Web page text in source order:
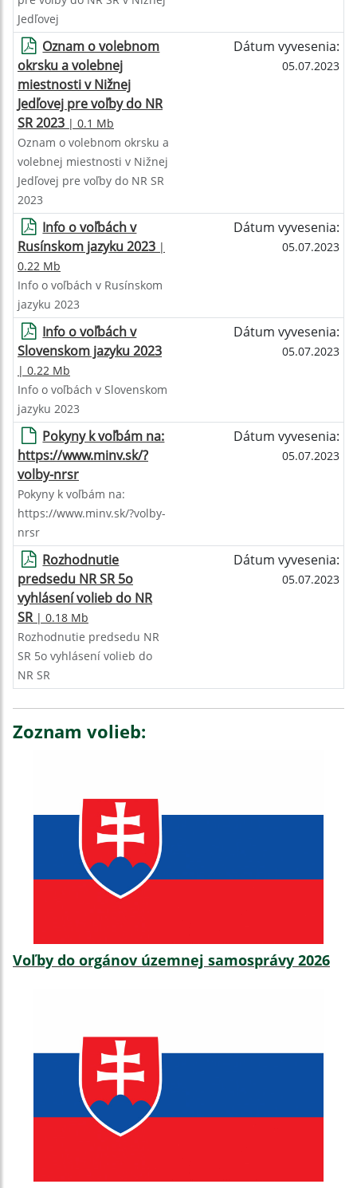
Jedľovej
Oznam o volebnom
okrsku a volebnej
miestnosti v Nižnej
Jedľovej pre voľby do NR
SR 2023 | 0.1 Mb
Dátum vyvesenia:
05.07.2023
Oznam o volebnom okrsku a
volebnej miestnosti v Nižnej
Jedľovej pre voľby do NR SR
2023
Info o voľbách v
Rusínskom jazyku 2023 |
0.22 Mb
Dátum vyvesenia:
05.07.2023
Info o voľbách v Rusínskom
jazyku 2023
Info o voľbách v
Slovenskom jazyku 2023
| 0.22 Mb
Dátum vyvesenia:
05.07.2023
Info o voľbách v Slovenskom
jazyku 2023
Pokyny k voľbám na:
https://www.minv.sk/?
volby-nrsr
Dátum vyvesenia:
05.07.2023
Pokyny k voľbám na:
https://www.minv.sk/?volby-
nrsr
Rozhodnutie
predsedu NR SR 5o
vyhlásení volieb do NR
SR| 0.18 Mb
Dátum vyvesenia:
05.07.2023
Rozhodnutie predsedu NR
SR 5o vyhlásení volieb do
NR SR
Zoznam volieb:
Voľby do orgánov územnej samosprávy 2026